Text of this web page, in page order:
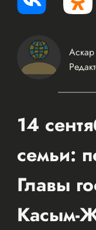
14
семьи:
Главы
Касым-